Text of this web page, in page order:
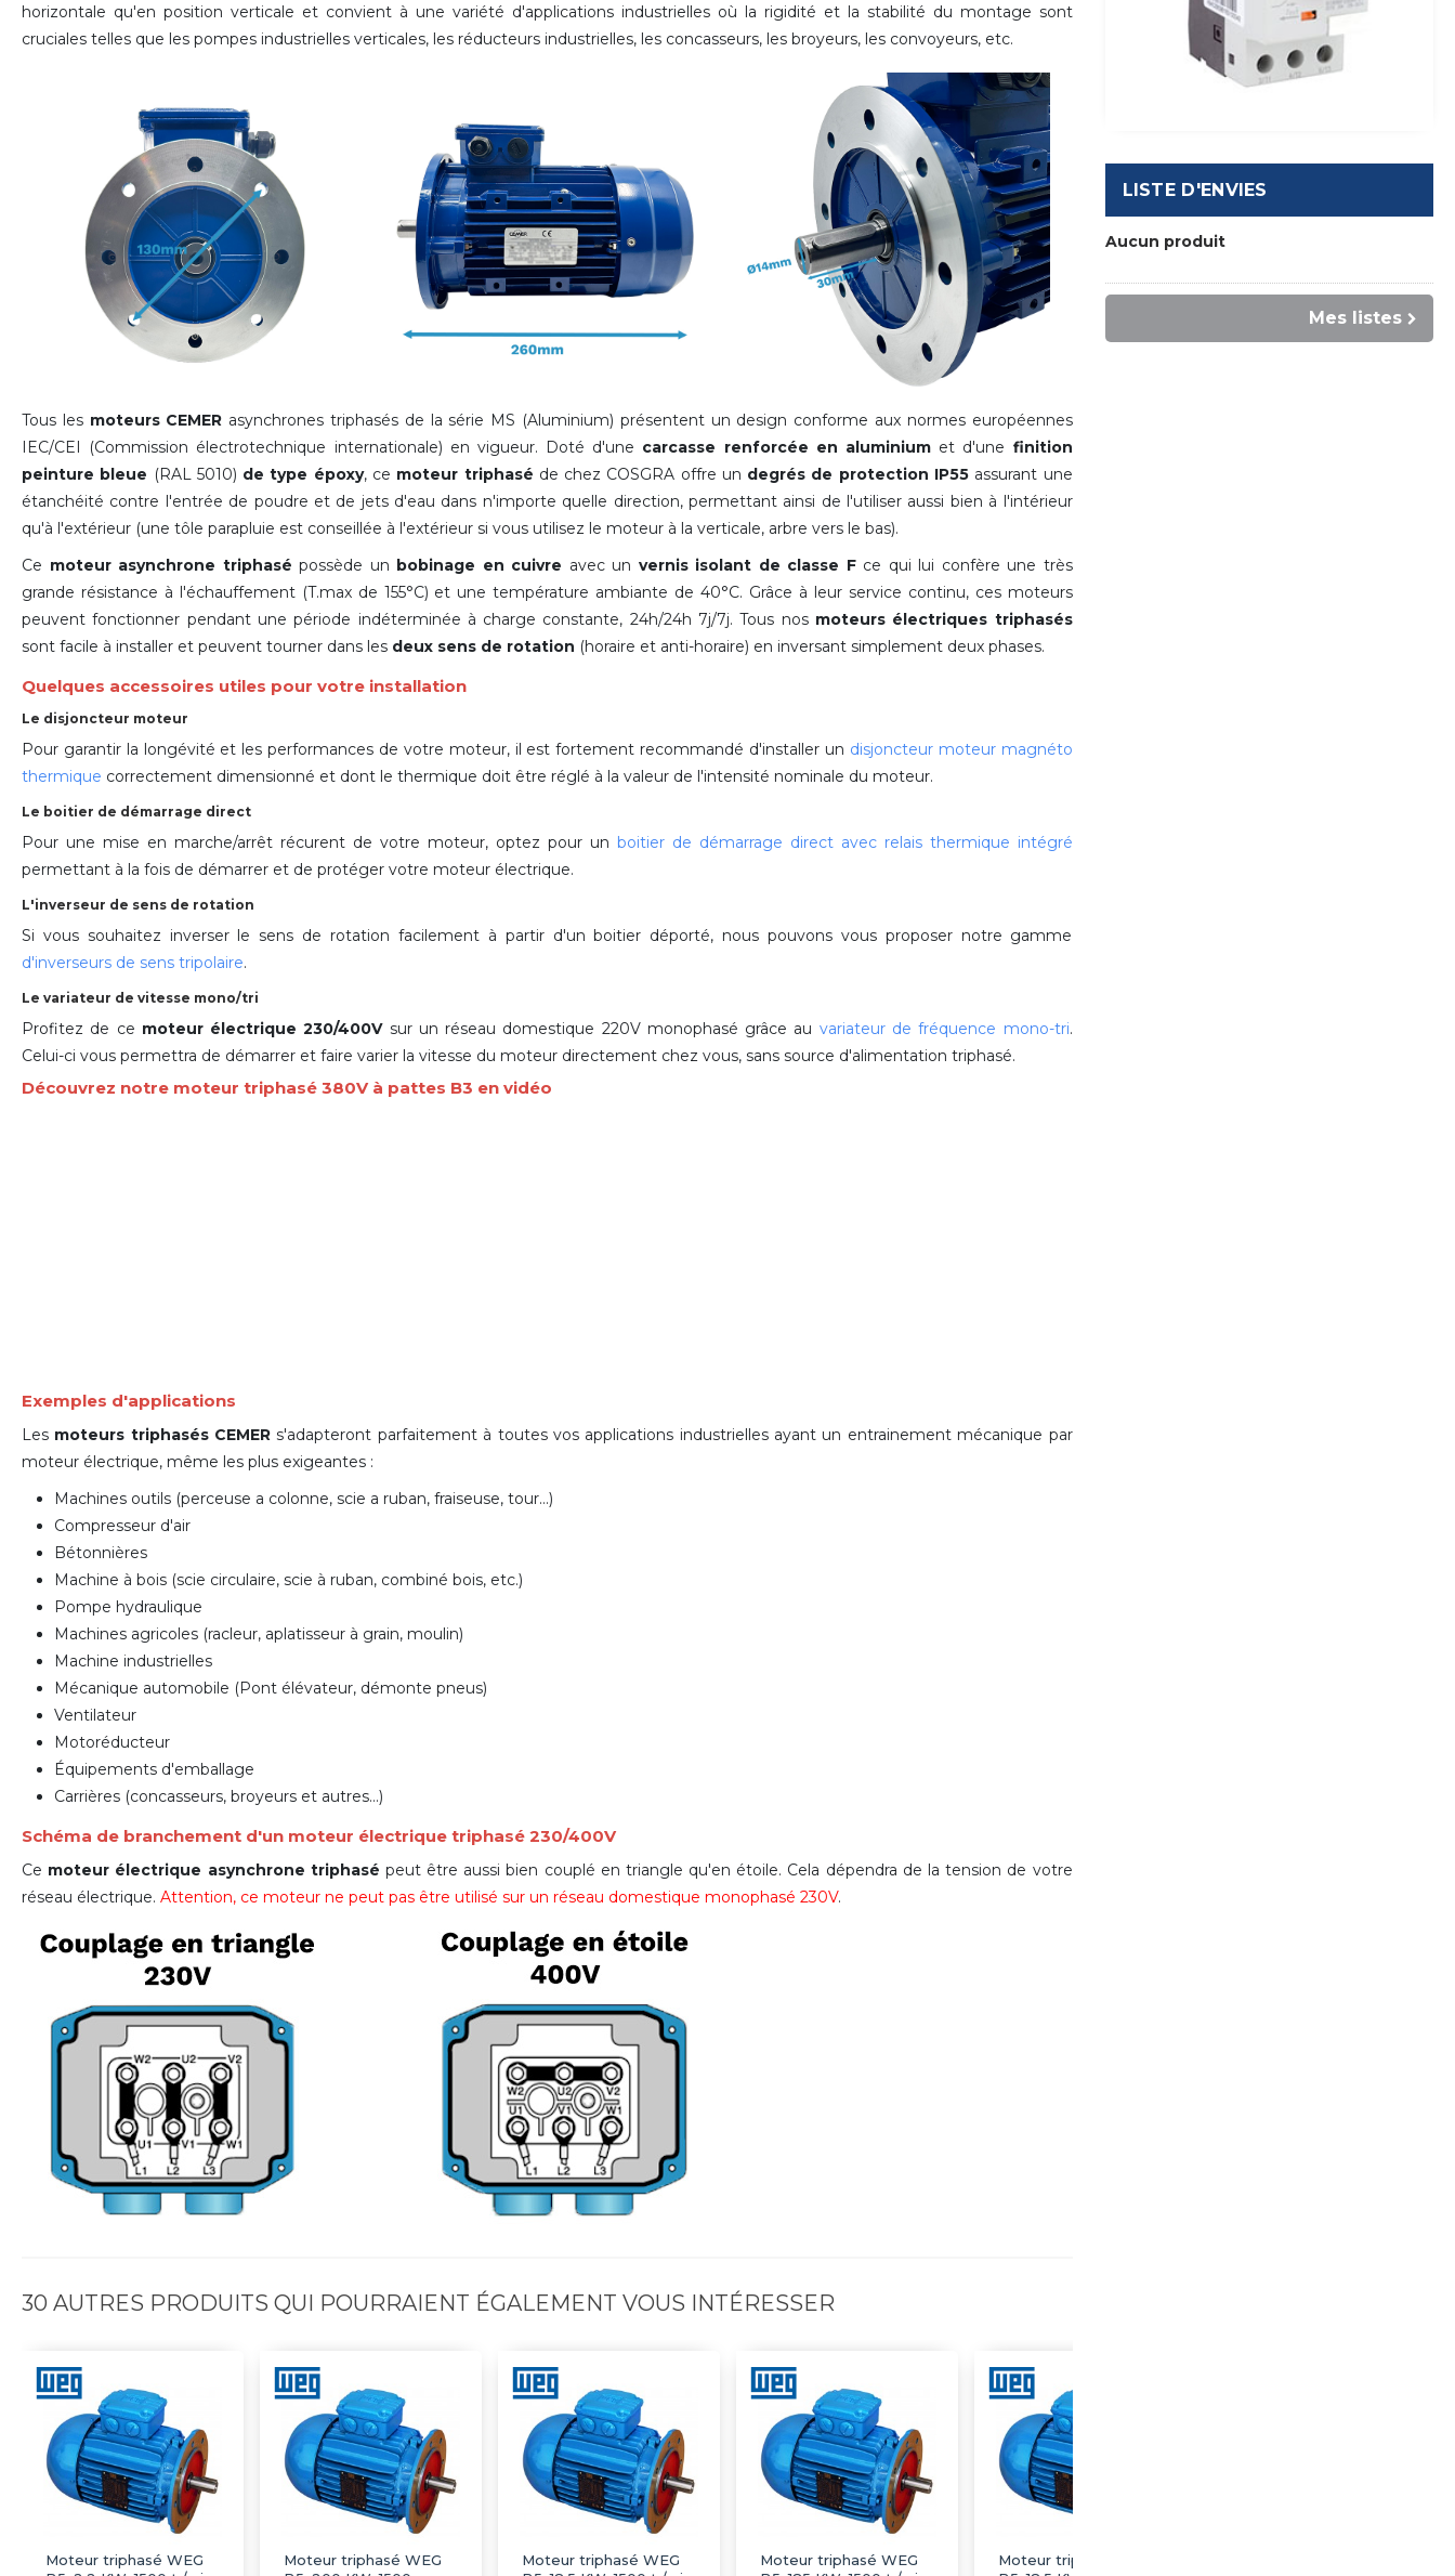
horizontale qu'en position verticale et convient à une variété d'applications industrielles où la rigidité et la stabilité du montage sont
cruciales telles que les pompes industrielles verticales, les réducteurs industrielles, les concasseurs, les broyeurs, les convoyeurs, etc.
Tous les moteurs CEMER asynchrones triphasés de la série MS (Aluminium) présentent un design conforme aux normes européennes
IEC/CEI (Commission électrotechnique internationale) en vigueur. Doté d'une carcasse renforcée en aluminium et d'une finition
peinture bleue (RAL 5010) de type époxy, ce moteur triphasé de chez COSGRA offre un degrés de protection IP55 assurant une
étanchéité contre l'entrée de poudre et de jets d'eau dans n'importe quelle direction, permettant ainsi de l'utiliser aussi bien à l'intérieur
qu'à l'extérieur (une tôle parapluie est conseillée à l'extérieur si vous utilisez le moteur à la verticale, arbre vers le bas).
Ce moteur asynchrone triphasé possède un bobinage en cuivre avec un vernis isolant de classe Fce qui lui confère une très
grande résistance à l'échauffement (T.max de 155°C) et une température ambiante de 40°C. Grâce à leur service continu, ces moteurs
peuvent fonctionner pendant une période indéterminée à charge constante, 24h/24h 7j/7j. Tous nos moteurs électriques triphasés
sont facile à installer et peuvent tourner dans les deux sens de rotation (horaire et anti-horaire) en inversant simplement deux phases.
Quelques accessoires utiles pour votre installation
Le disjoncteur moteur
Pour garantir la longévité et les performances de votre moteur, il est fortement recommandé d'installer un disjoncteur moteur magnéto
thermique correctement dimensionné et dont le thermique doit être réglé à la valeur de l'intensité nominale du moteur.
Le boitier de démarrage direct
Pour une mise en marche/arrêt récurent de votre moteur, optez pour un boitier de démarrage direct avec relais thermique intégré
permettant à la fois de démarrer et de protéger votre moteur électrique.
L'inverseur de sens de rotation
Si vous souhaitez inverser le sens de rotation facilement à partir d'un boitier déporté, nous pouvons vous proposer notre gamme
d'inverseurs de sens tripolaire.
Le variateur de vitesse mono/tri
Profitez de ce moteur électrique 230/400Vsur un réseau domestique 220V monophasé grâce au variateur de fréquence mono-tri.
Celui-ci vous permettra de démarrer et faire varier la vitesse du moteur directement chez vous, sans source d'alimentation triphasé.
Découvrez notre moteur triphasé 380V à pattes B3 en vidéo
Exemples d'applications
Les moteurs triphasés CEMER s'adapteront parfaitement à toutes vos applications industrielles ayant un entrainement mécanique par
moteur électrique, même les plus exigeantes :
Machines outils (perceuse a colonne, scie a ruban, fraiseuse, tour...)
Compresseur d'air
Bétonnières
Machine à bois (scie circulaire, scie à ruban, combiné bois, etc.)
Pompe hydraulique
Machines agricoles (racleur, aplatisseur à grain, moulin)
Machine industrielles
Mécanique automobile (Pont élévateur, démonte pneus)
Ventilateur
Motoréducteur
Équipements d'emballage
Carrières (concasseurs, broyeurs et autres...)
Schéma de branchement d'un moteur électrique triphasé 230/400V
Ce moteur électrique asynchrone triphasé peut être aussi bien couplé en triangle qu'en étoile. Cela dépendra de la tension de votre
réseau électrique. Attention, ce moteur ne peut pas être utilisé sur un réseau domestique monophasé 230V.
30 AUTRES PRODUITS QUI POURRAIENT ÉGALEMENT VOUS INTÉRESSER
Moteur triphasé WEG
Moteur triphasé WEG
Moteur triphasé WEG
Moteur triphasé WEG
Moteur triphasé WEG
LISTE D'ENVIES
Aucun produit
Mes listes